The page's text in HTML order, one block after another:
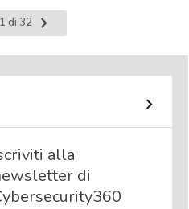
di 32
Pagina
successiva
alla
di